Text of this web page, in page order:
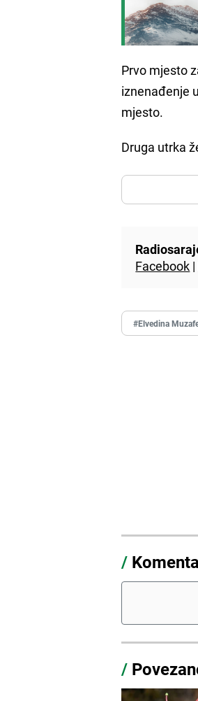
Prvo mjesto
iznenađenje
mjesto.
Druga utrka
Facebook |
#Elvedina
/
/